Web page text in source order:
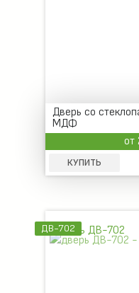
Дверь со
МДФ
от
КУПИТЬ
ДВ-702